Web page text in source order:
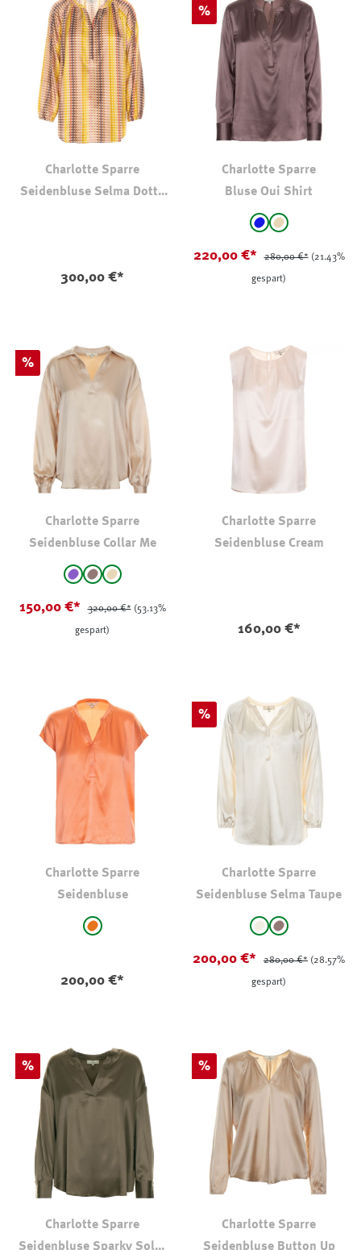
Charlotte Sparre
Seidenbluse Selma Dotty
300,00 €*
Rabatt
%
Charlotte Sparre
Bluse Oui Shirt
auswählen
Blau
(Diese Option ist
beige
220,00 €* 280,00 €* (21.43%
gespart)
Rabatt
%
Charlotte Sparre
Seidenbluse Collar Me
auswählen
Violett
(Diese Option ist zurzeit nicht verfügbar.)
taupebeige
150,00 €* 320,00 €* (53.13%
gespart)
Charlotte Sparre
Seidenbluse Cream
160,00 €*
Charlotte Sparre
Seidenbluse
auswählen
orange
200,00 €*
Rabatt
%
Charlotte Sparre
Seidenbluse Selma Taupe
auswählen
natur
(Diese Option ist
taupe
200,00 €* 280,00 €* (28.57%
gespart)
Rabatt
%
Charlotte Sparre
Seidenbluse Sparky Solid
Rabatt
%
Charlotte Sparre
Seidenbluse Button Up